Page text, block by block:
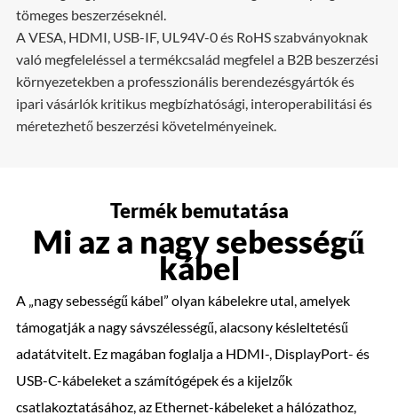
tömeges beszerzéseknél.
A VESA, HDMI, USB-IF, UL94V-0 és RoHS szabványoknak
való megfeleléssel a termékcsalád megfelel a B2B beszerzési
környezetekben a professzionális berendezésgyártók és
ipari vásárlók kritikus megbízhatósági, interoperabilitási és
méretezhető beszerzési követelményeinek.
Termék bemutatása
Mi az a nagy sebességű
kábel
A „nagy sebességű kábel” olyan kábelekre utal, amelyek
támogatják a nagy sávszélességű, alacsony késleltetésű
adatátvitelt. Ez magában foglalja a HDMI-, DisplayPort- és
USB-C-kábeleket a számítógépek és a kijelzők
csatlakoztatásához, az Ethernet-kábeleket a hálózathoz,